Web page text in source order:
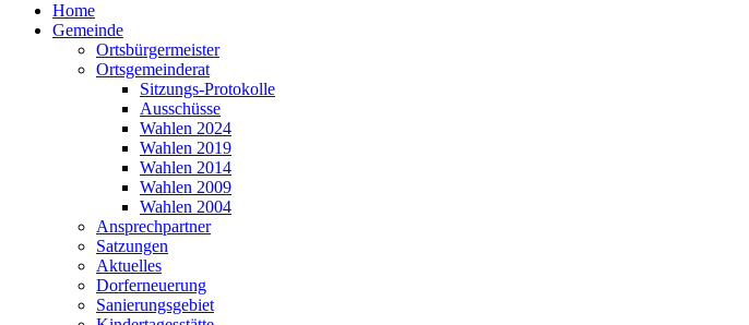
Home
Gemeinde
Ortsbürgermeister
Ortsgemeinderat
Sitzungs-Protokolle
Ausschüsse
Wahlen 2024
Wahlen 2019
Wahlen 2014
Wahlen 2009
Wahlen 2004
Ansprechpartner
Satzungen
Aktuelles
Dorferneuerung
Sanierungsgebiet